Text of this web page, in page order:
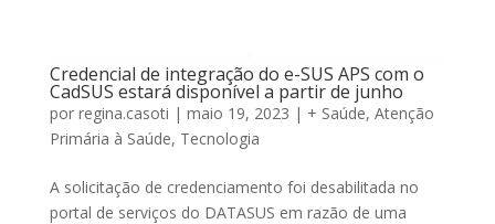
Credencial de integração do e-SUS APS com o
CadSUS estará disponível a partir de junho
por regina.casoti | maio 19, 2023 | + Saúde, Atenção
Primária à Saúde, Tecnologia
A solicitação de credenciamento foi desabilitada no
portal de serviços do DATASUS em razão de uma